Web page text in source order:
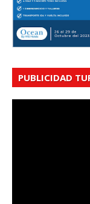
PUBLICIDAD